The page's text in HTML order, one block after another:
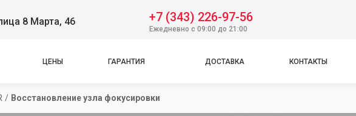
8 Марта, 46 +7 (343) 226-97-56
Ежедневно с 09:00 до 21:00
ЦЕНЫ ГАРАНТИЯ ДОСТАВКА КОНТАКТЫ
/ Восстановление узла фокусировки